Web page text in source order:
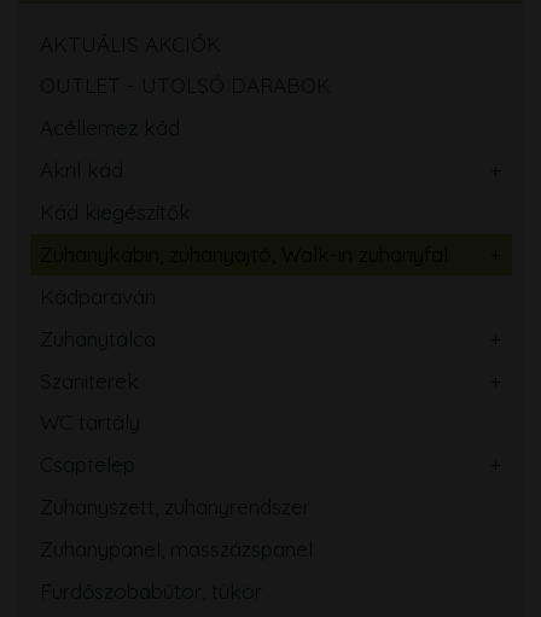
AKTUÁLIS AKCIÓK
OUTLET - UTOLSÓ DARABOK
Acéllemez kád
Akril kád
Kád kiegészítők
Kádparaván
Zuhanytálca
Szaniterek
WC tartály
Csaptelep
Zuhanyszett, zuhanyrendszer
Zuhanypanel, masszázspanel
Fürdőszobabútor, tükör